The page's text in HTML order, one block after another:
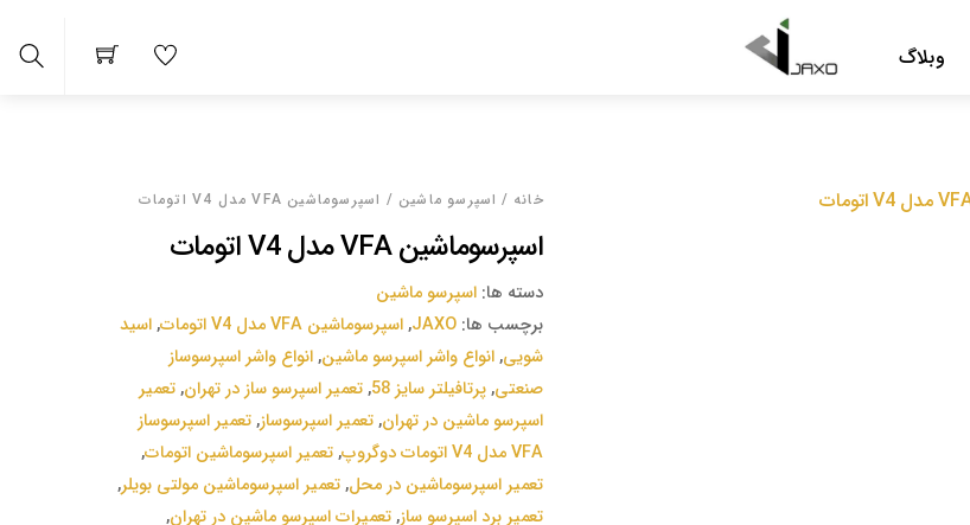
وبلاگ
خانه / اسپرسو‌ ماشین / اسپرسوماشین VFA مدل V4 اتومات
اسپرسوماشین VFA مدل V4 اتومات
دسته ها:اسپرسو‌ ماشین
برچسب ها:JAXO
,اسپرسوماشین VFA مدل V4 اتومات ,اسید
شویی,انواع واشر اسپرسو ماشین,انواع واشر اسپرسوساز
صنعتی,پرتافیلتر سایز 58 ,تعمیر اسپرسو ساز در تهران,تعمیر
اسپرسو ماشین در تهران,تعمیر اسپرسوساز,تعمیر اسپرسوساز
VFA مدل V4 اتومات دوگروپ
,تعمیر اسپرسوماشین اتومات,
تعمیر اسپرسوماشین در محل,تعمیر اسپرسوماشین مولتی بویلر,
تعمیر برد اسپرسو ساز,تعمیرات اسپرسو ماشین در تهران,